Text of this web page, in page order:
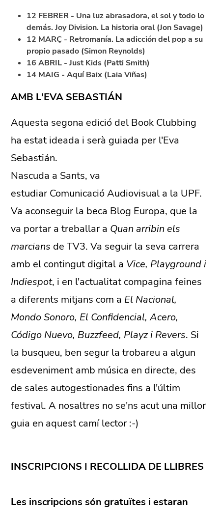
12 FEBRER - Una luz abrasadora, el sol y todo lo
demás. Joy Division. La historia oral (Jon Savage)
12 MARÇ - Retromanía. La adicción del pop a su
propio pasado (Simon Reynolds)
16 ABRIL - Just Kids (Patti Smith)
14 MAIG - Aquí Baix (Laia Viñas)
AMB L'EVA SEBASTIÁN
Aquesta segona edició del Book Clubbing
ha estat ideada i serà guiada per l'Eva
Sebastián.
Nascuda a Sants, va
estudiar Comunicació Audiovisual a la UPF.
Va aconseguir la beca Blog Europa, que la
va portar a treballar a Quan arribin els
marcians de TV3. Va seguir la seva carrera
amb el contingut digital a Vice, Playground i
Indiespot, i en l'actualitat compagina feines
a diferents mitjans com a El Nacional,
Mondo Sonoro, El Confidencial, Acero,
Código Nuevo, Buzzfeed, Playz i Revers. Si
la busqueu, ben segur la trobareu a algun
esdeveniment amb música en directe, des
de sales autogestionades fins a l'últim
festival. A nosaltres no se'ns acut una millor
guia en aquest camí lector :-)
INSCRIPCIONS I RECOLLIDA DE LLIBRES
Les inscripcions són gratuïtes i estaran